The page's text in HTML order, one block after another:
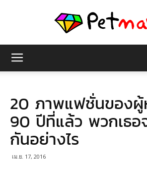
มายา
20 ภาพแฟชั่นของ
90 ปีที่แล้ว พวกเธอ
กันอย่างไร
เม.ย. 17, 2016